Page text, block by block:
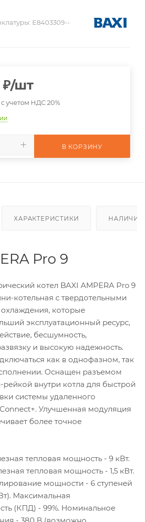
E8403309--
₽/шт
учетом НДС 20%
В КОРЗИНУ
ХАРАКТЕРИСТИКИ НАЛИЧИЕ
Pro 9
котел BAXI AMPERA Pro 9
котельная с твердотельными
которые
эксплуатационный ресурс,
бесшумность,
и высокую надежность.
как в однофазном, так
Оснащен разъемом
внутри котла для быстрой
системы удаленного
Улучшенная модуляция
более точное
тепловая мощность - 9 кВт.
тепловая мощность - 1,5 кВт.
мощности - 6 ступеней
Максимальная
(КПД) - 99%. Номинальное